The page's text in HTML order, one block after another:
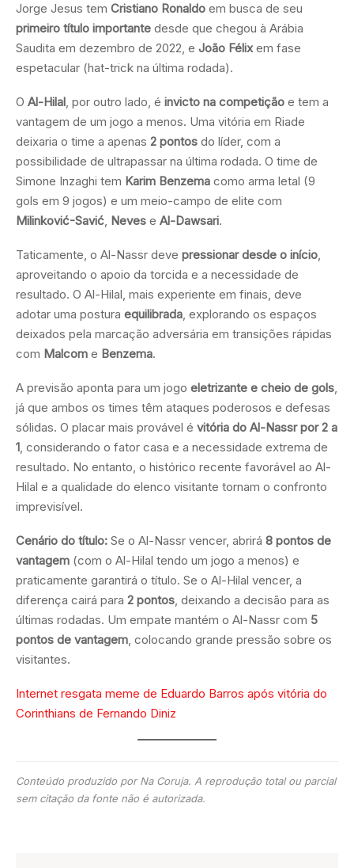
Jorge Jesus tem Cristiano Ronaldo em busca de seu
primeiro título importante desde que chegou à Arábia
Saudita em dezembro de 2022, e João Félixem fase
espetacular (hat-trick na última rodada).
O Al-Hilal , por outro lado, é invicto na competição e tem a
vantagem de um jogo a menos. Uma vitória em Riade
deixaria o time a apenas 2 pontos do líder, com a
possibilidade de ultrapassar na última rodada. O time de
Simone Inzaghi tem Karim Benzema como arma letal (9
gols em 9 jogos) e um meio-campo de elite com
Milinković-Savić Neves e Al-Dawsari.
Taticamente, o Al-Nassr deve pressionar desde o início
aproveitando o apoio da torcida e a necessidade de
resultado. O Al-Hilal, mais experiente em finais, deve
adotar uma postura equilibrada , explorando os espaços
deixados pela marcação adversária em transições rápidas
com Malcom e Benzema.
A previsão aponta para um jogo eletrizante e cheio de gols
já que ambos os times têm ataques poderosos e defesas
sólidas. O placar mais provável é vitória do Al-Nassr por 2 a
1 , considerando o fator casa e a necessidade extrema de
resultado. No entanto, o histórico recente favorável ao Al-
Hilal e a qualidade do elenco visitante tornam o confronto
imprevisível.
Cenário do título: Se o Al-Nassr vencer, abrirá 8 pontos de
vantagem (com o Al-Hilal tendo um jogo a menos) e
praticamente garantirá o título. Se o Al-Hilal vencer, a
diferença cairá para 2 pontos , deixando a decisão para as
últimas rodadas. Um empate mantém o Al-Nassr com 5
pontos de vantagem , colocando grande pressão sobre os
visitantes.
Internet resgata meme de Eduardo Barros após vitória do
Corinthians de Fernando Diniz
Conteúdo produzido por Na Coruja. A reprodução total ou parcial
sem citação da fonte não é autorizada.